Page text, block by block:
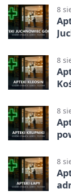
8
8
8
8